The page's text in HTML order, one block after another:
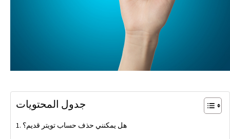
جدول المحتويات
هل يمكنني حذف حساب تويتر قديم؟